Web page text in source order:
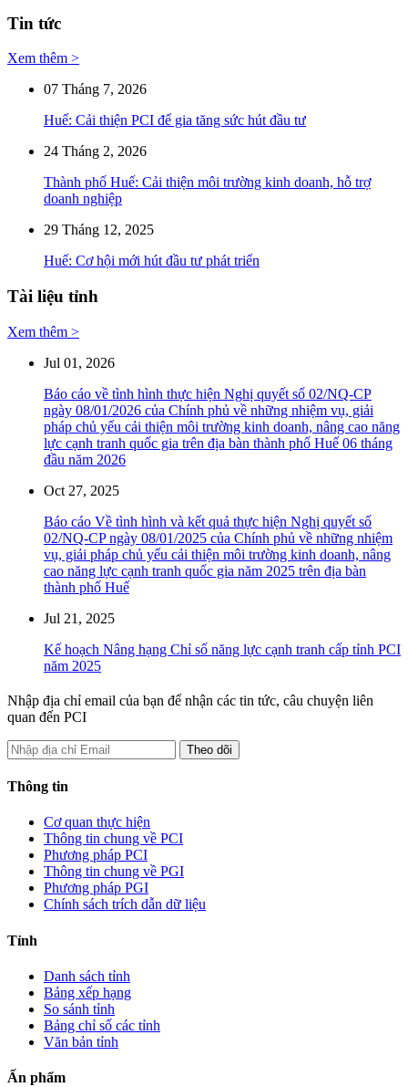
Tin tức
Xem thêm >
07 Tháng 7, 2026
Huế: Cải thiện PCI để gia tăng sức hút đầu tư
24 Tháng 2, 2026
Thành phố Huế: Cải thiện môi trường kinh doanh, hỗ trợ
doanh nghiệp
29 Tháng 12, 2025
Huế: Cơ hội mới hút đầu tư phát triển
Tài liệu tỉnh
Xem thêm >
Jul 01, 2026
Báo cáo về tình hình thực hiện Nghị quyết số 02/NQ-CP
ngày 08/01/2026 của Chính phủ về những nhiệm vụ, giải
pháp chủ yếu cải thiện môi trường kinh doanh, nâng cao năng
lực cạnh tranh quốc gia trên địa bàn thành phố Huế 06 tháng
đầu năm 2026
Oct 27, 2025
Báo cáo Về tình hình và kết quả thực hiện Nghị quyết số
02/NQ-CP ngày 08/01/2025 của Chính phủ về những nhiệm
vụ, giải pháp chủ yếu cải thiện môi trường kinh doanh, nâng
cao năng lực cạnh tranh quốc gia năm 2025 trên địa bàn
thành phố Huế
Jul 21, 2025
Kế hoạch Nâng hạng Chỉ số năng lực cạnh tranh cấp tỉnh PCI
năm 2025
Nhập địa chỉ email của bạn để nhận các tin tức, câu chuyện liên
quan đến PCI
Thông tin
Cơ quan thực hiện
Thông tin chung về PCI
Phương pháp PCI
Thông tin chung về PGI
Phương pháp PGI
Chính sách trích dẫn dữ liệu
Tỉnh
Danh sách tỉnh
Bảng xếp hạng
So sánh tỉnh
Bảng chỉ số các tỉnh
Văn bản tỉnh
Ấn phẩm